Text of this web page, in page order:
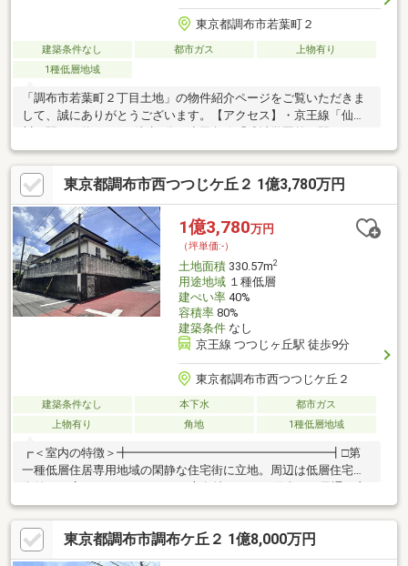
東京都調布市若葉町２
建築条件なし 都市ガス
上物有り
1種低層地域
「調布市若葉町２丁目土地」の物件紹介ページをご覧いただきま
して、誠にありがとうございます。【アクセス】・京王線「仙
分 小田急バス「若葉町二丁目」バス停徒歩3分【セールスポイン
ト】◎土地面積：123.17㎡（37.25坪）◎東側公道幅員約4.0ｍに
面す整形地◎閑静な住宅街◎建築条件付き売地ではありませ
ん。 お好みのハウスメーカー・工務店で建築が可能です。◎現
況建物有。
東京都調布市西つつじケ丘２ 1億3,780万円
1億3,780万円
（坪単価:-）
土地面積330.57m2
用途地域１種低層
建ぺい率40%
容積率80%
建築条件なし
京王線 つつじヶ丘駅 徒歩9分
東京都調布市西つつじケ丘２
建築条件なし 本下水
都市ガス
上物有り
角地 1種低層地域
┏＜室内の特徴＞╋━━━━━━━━━━━━━━━━━┫□第
一種低層住居専用地域の閑静な住宅街に立地。周辺は低層住宅の
好（南側は通路）┏＜ライフインフォメーション＞
╋━━━━━━━━━━━━━━━━━┫□オオゼキつつじが
丘・・・約632m□ライフキテラタウン調布店・・・約918m□クリ
エイトＳＤ調布つつじヶ丘駅前店・・・約552m□業務スーパー柴
東京都調布市調布ケ丘２ 1億8,000万円